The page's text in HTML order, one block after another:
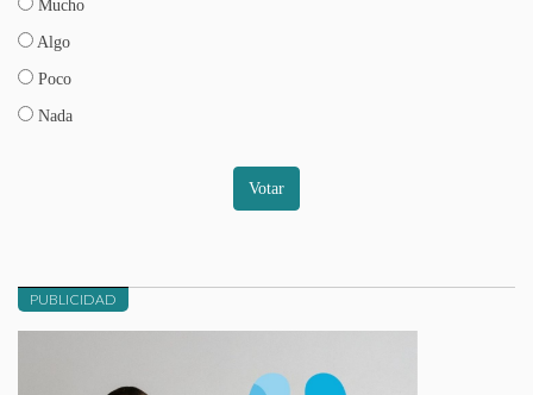
Mucho
Algo
Poco
Nada
Votar
PUBLICIDAD